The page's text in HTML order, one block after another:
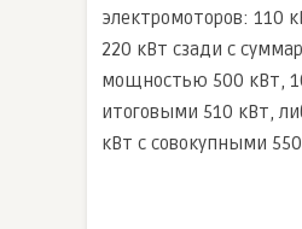
электромоторов: 110
220 кВт сзади с
мощностью 500 кВт,
итоговыми 510 кВт,
кВт с совокупными